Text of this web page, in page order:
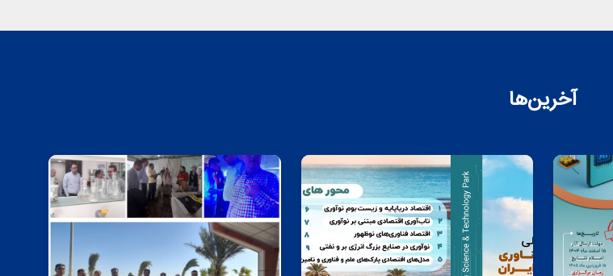
آخرین‌ها